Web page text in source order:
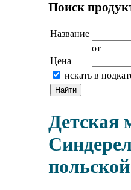
Поиск
Название
Цена
от
искать в
Детская